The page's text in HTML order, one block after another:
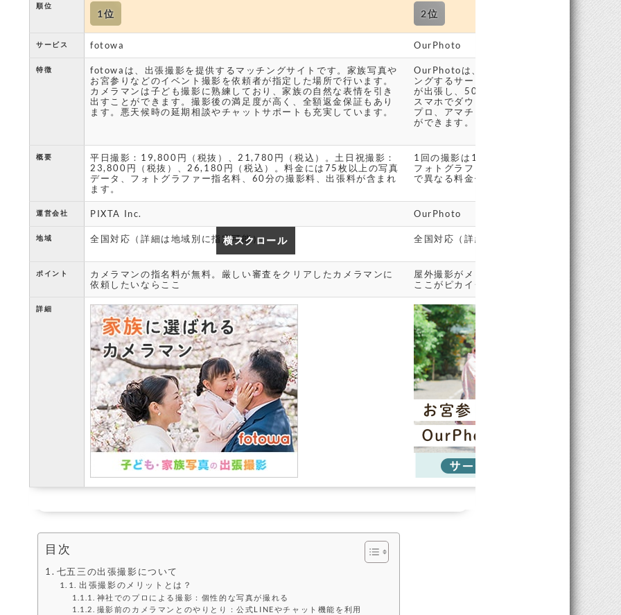
順位
1位 2位
サービス fotowa OurPhoto
特徴
fotowaは、出張撮影を提供するマッチングサイトです。家族写真や
お宮参りなどのイベント撮影を依頼者が指定した場所で行います。
カメラマンは子ども撮影に熟練しており、家族の自然な表情を引き
出すことができます。撮影後の満足度が高く、全額返金保証もあり
ます。悪天候時の延期相談やチャットサポートも充実しています。
OurPhotoは、写真を撮ってほしい人とフォ
ングするサービスです。依頼者の指定した場
が出張し、50分間の撮影を行います。撮影
スマホでダウンロード可能です。プロのフォ
プロ、アマチュアまで、好みの作風のフォト
ができます。
概要
平日撮影：19,800円（税抜）、21,780円（税込）。土日祝撮影：
23,800円（税抜）、26,180円（税込）。料金には75枚以上の写真
データ、フォトグラファー指名料、60分の撮影料、出張料が含まれ
ます。
1回の撮影は11,000円(税込)から。写真デー
フォトグラファーや曜日によって価格が変動
で異なる料金体系。
運営会社 PIXTA Inc. OurPhoto
地域 全国対応（詳細は地域別に指定可能） 全国対応（詳細は地域別に指定可能）
ポイント
カメラマンの指名料が無料。厳しい審査をクリアしたカメラマンに
依頼したいならここ
屋外撮影がメインのカメラマンが多く、納品
ここがピカイチ
詳細
横スクロール
横スクロール
目次
七五三の出張撮影について
出張撮影のメリットとは？
神社でのプロによる撮影：個性的な写真が撮れる
撮影前のカメラマンとのやりとり：公式LINEやチャット機能を利用